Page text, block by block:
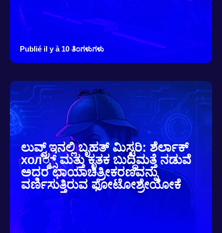
Publié il y à 10 ತಿಂಗಳುಗಳು
ಲುವ್ವ್ರ್ಇನಲ್ಲಿ ಬೃಹತ್ ಮಿಸ್ಟರಿ: ಶೆರ್ಲಾಕ್
хол್ಮ್ಸ್ ಮತ್ತು ಕೃತಕ ಬುದ್ಧಿಮತ್ತೆ ನಡುವೆ
ಅದರ ಛಾಯಾಚಿತ್ರೀಕರಣವನ್ನು
ವರ್ಣಿಸುತ್ತಿರುವ ಫೋಟೋಶ್ರೇಯೋಕೆ